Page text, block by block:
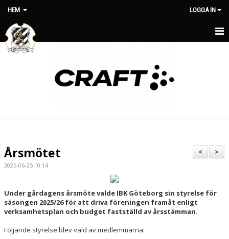
HEM LOGGA IN
HEM
KLUBBSHOP
STYRELSE
KALENDER
>
<
Årsmötet
2025-06-25 10:14
Under gårdagens årsmöte valde IBK Göteborg sin styrelse för
säsongen 2025/26 för att driva föreningen framåt enligt
verksamhetsplan och budget fastställd av årsstämman.
Följande styrelse blev vald av medlemmarna: